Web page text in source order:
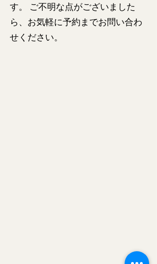
す。 ご不明な点がございました
ら、お気軽に予約までお問い合わ
せください。